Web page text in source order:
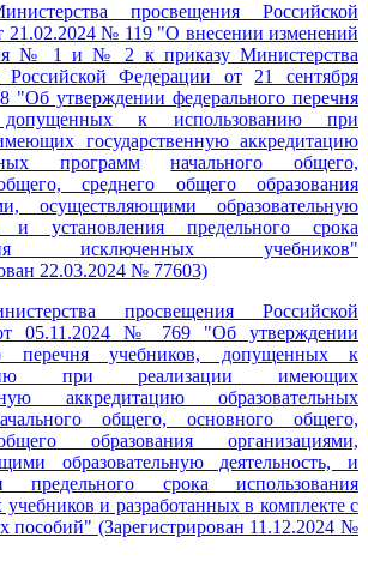
просвещения Российской
21.02.2024 № 119 "О внесении изменений
№ 1 и № 2 к приказу Министерства
Российской Федерации от
21 сентября
"Об утверждении федерального перечня
допущенных к использованию при
государственную аккредитацию
программ
начального общего,
среднего общего образования
осуществляющими образовательную
и установления предельного срока
исключенных учебников"
22.03.2024 № 77603)
просвещения Российской
05.11.2024 № 769 "Об утверждении
перечня учебников, допущенных к
при реализации имеющих
аккредитацию образовательных
общего, основного общего,
образования организациями,
образовательную деятельность, и
предельного срока использования
и разработанных в комплекте с
пособий" (Зарегистрирован 11.12.2024 №